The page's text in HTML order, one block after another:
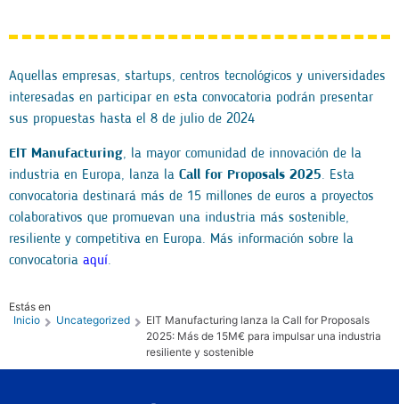
Aquellas empresas, startups, centros tecnológicos y universidades
interesadas en participar en esta convocatoria podrán presentar
sus propuestas hasta el 8 de julio de 2024
EIT Manufacturing, la mayor comunidad de innovación de la
industria en Europa, lanza la Call for Proposals 2025. Esta
convocatoria destinará más de 15 millones de euros a proyectos
colaborativos que promuevan una industria más sostenible,
resiliente y competitiva en Europa. Más información sobre la
convocatoria aquí.
Estás en
Inicio
Uncategorized
EIT Manufacturing lanza la Call for Proposals
2025: Más de 15M€ para impulsar una industria
resiliente y sostenible